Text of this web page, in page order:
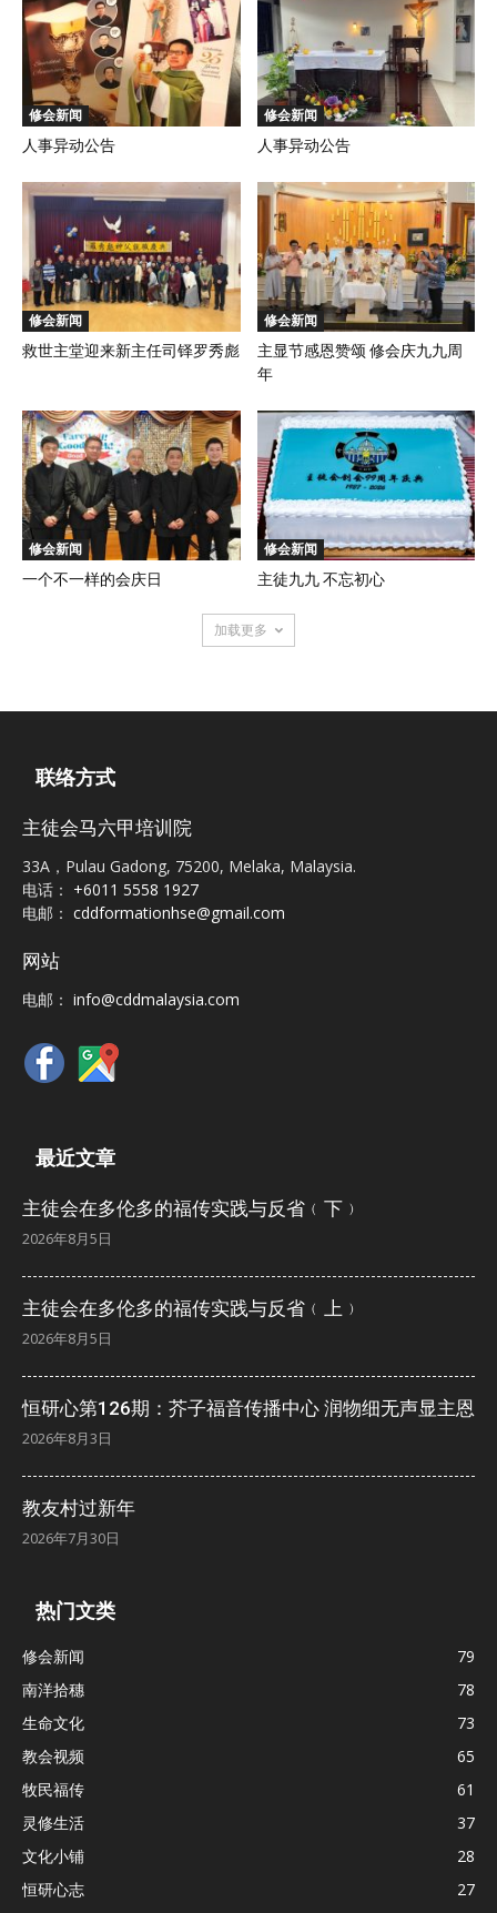
修会新闻
人事异动公告
修会新闻
人事异动公告
修会新闻
救世主堂迎来新主任司铎罗秀彪
修会新闻
主显节感恩赞颂 修会庆九九周
年
修会新闻
一个不一样的会庆日
修会新闻
主徒九九 不忘初心
加载更多
联络方式
主徒会马六甲培训院
33A，Pulau Gadong, 75200, Melaka, Malaysia.
电话： +6011 5558 1927
电邮： cddformationhse@gmail.com
网站
电邮： info@cddmalaysia.com
最近文章
主徒会在多伦多的福传实践与反省﹙下﹚
2026年8月5日
主徒会在多伦多的福传实践与反省﹙上﹚
2026年8月5日
恒研心第126期：芥子福音传播中心 润物细无声显主恩
2026年8月3日
教友村过新年
2026年7月30日
热门文类
修会新闻
79
南洋拾穗
78
生命文化
73
教会视频
65
牧民福传
61
灵修生活
37
文化小铺
28
恒研心志
27